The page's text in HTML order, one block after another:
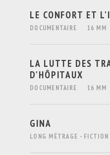
LE CONFORT ET
DOCUMENTAIRE 16 MM
LA LUTTE DES
D'HÔPITAUX
DOCUMENTAIRE 16 MM
GINA
LONG MÉTRAGE - FICTION